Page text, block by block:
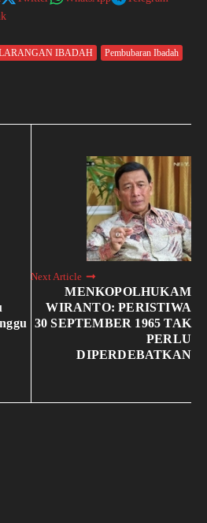
IBADAH
Pembubaran Ibadah
Next Article
MENKOPOLHUKAM
WIRANTO: PERISTIWA
30 SEPTEMBER 1965 TAK
PERLU
DIPERDEBATKAN